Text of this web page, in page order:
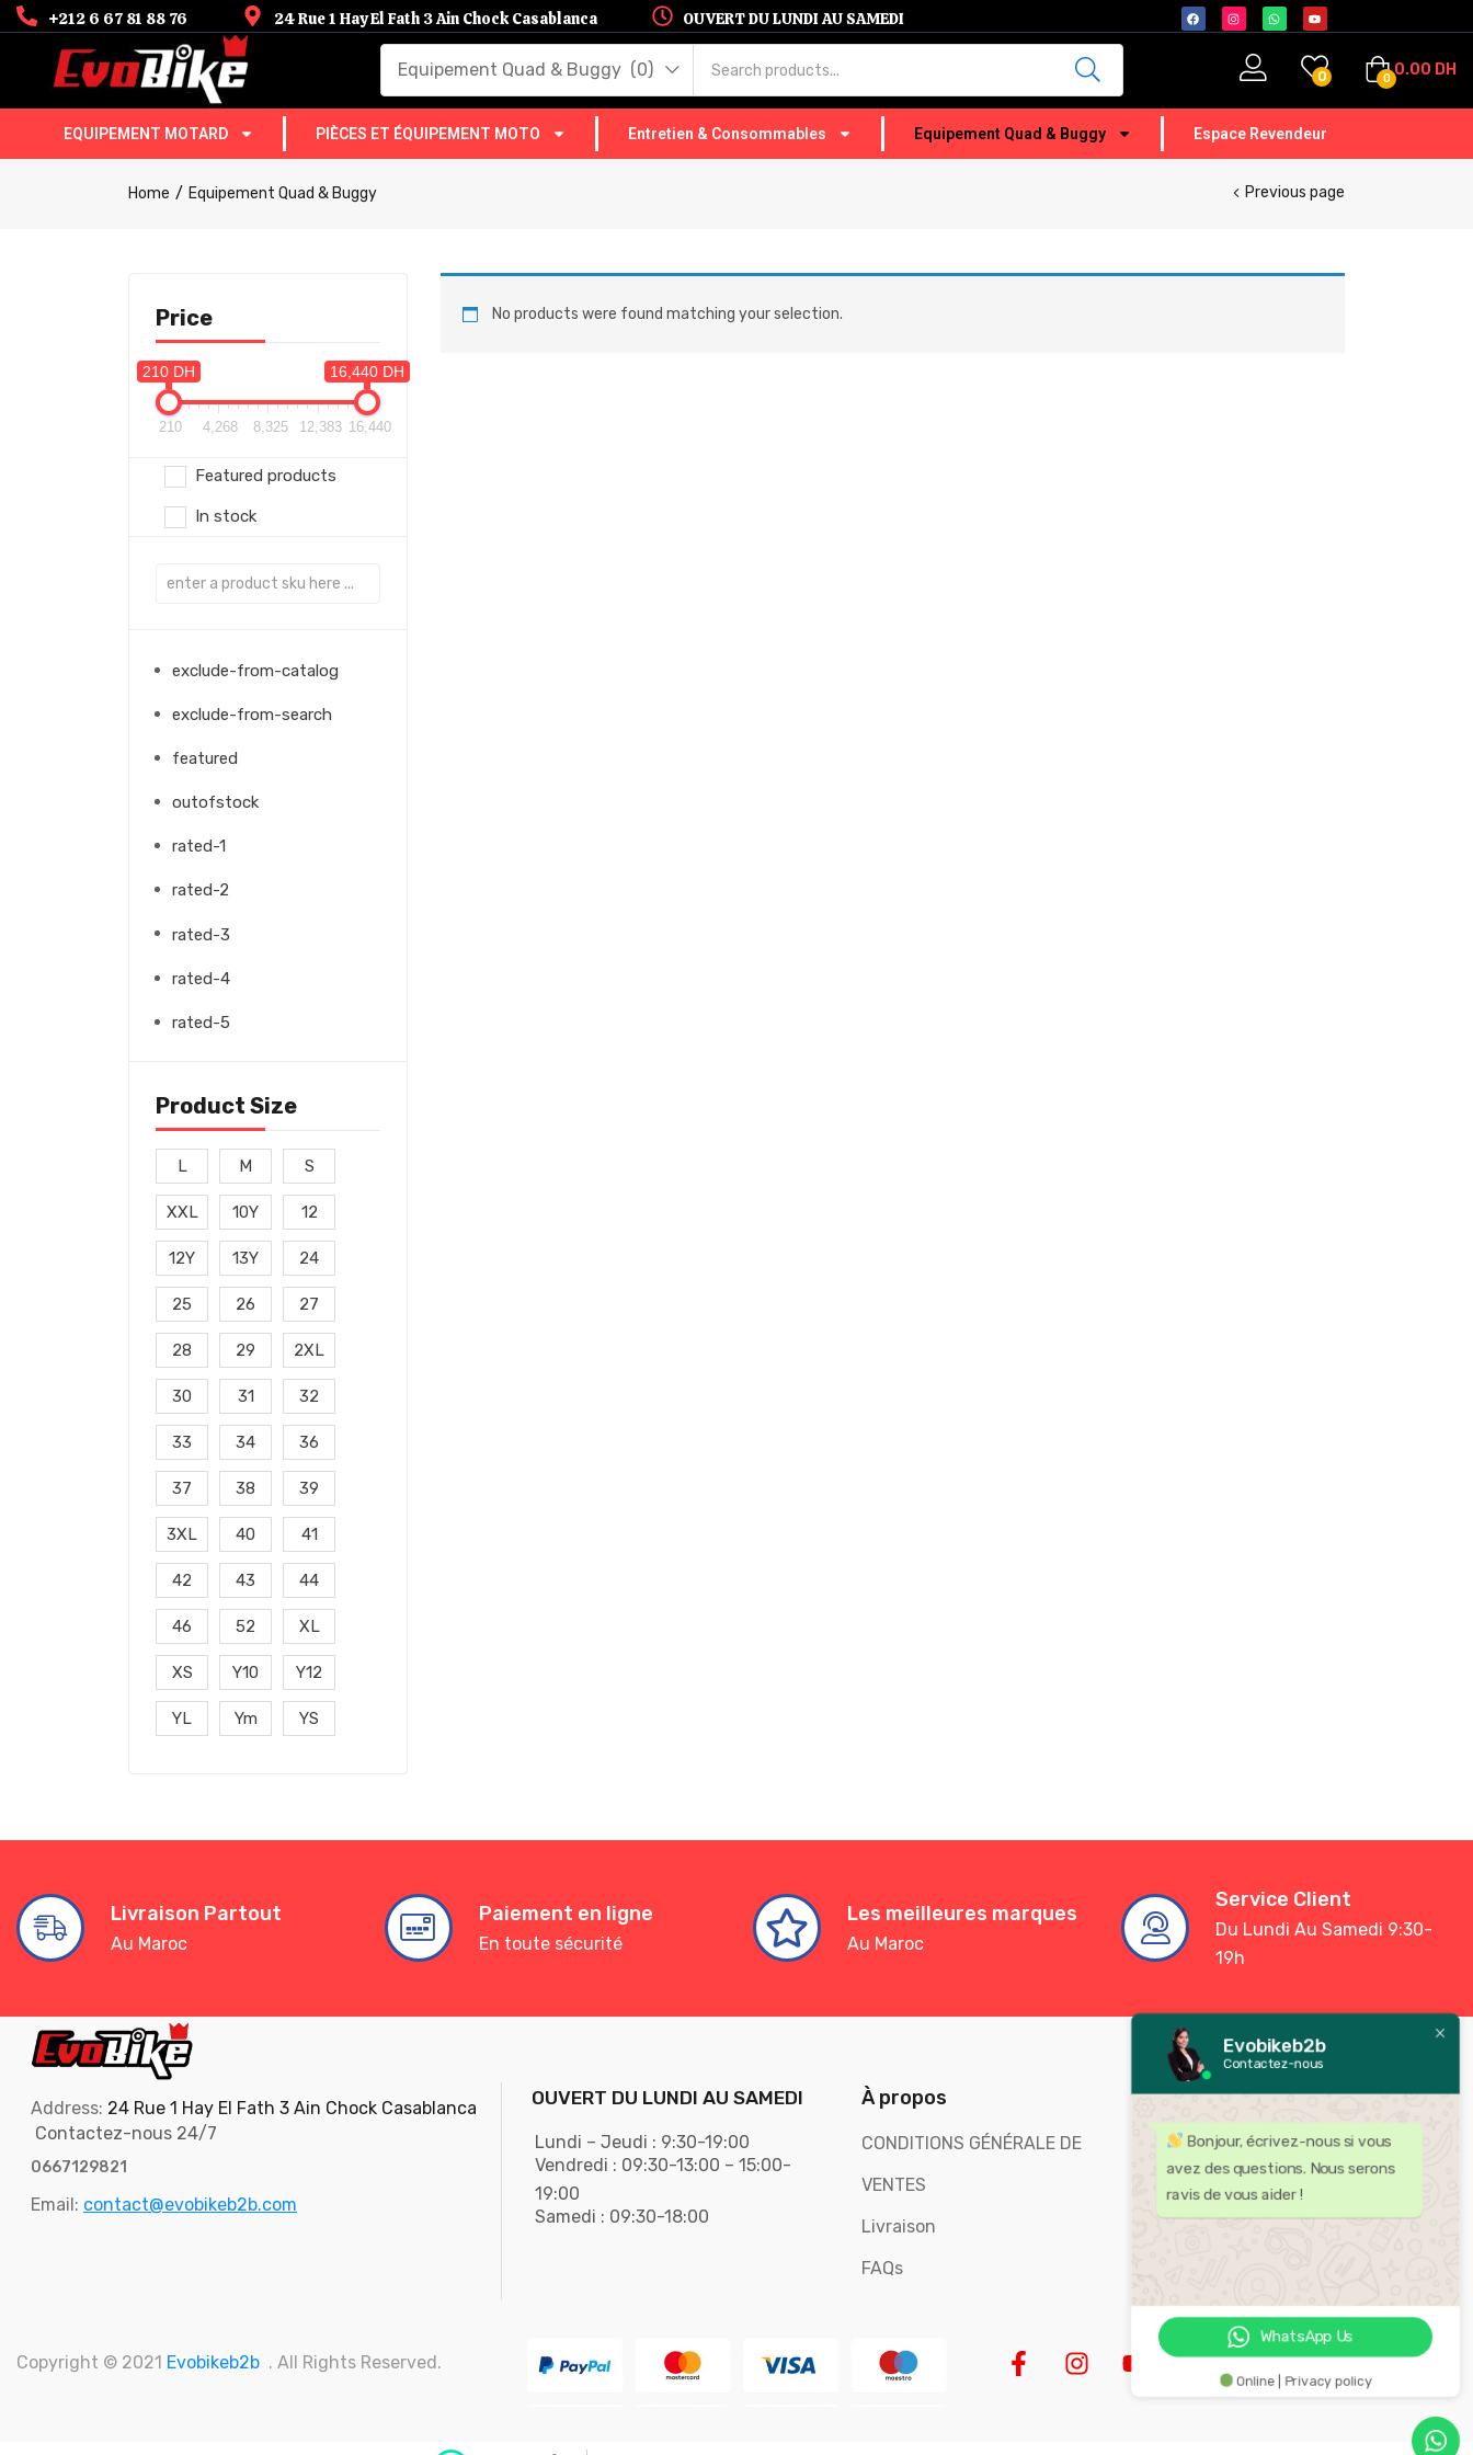
+212 6 67 81 88 76 24 Rue 1 Hay El Fath 3 Ain Chock Casablanca OUVERT DU LUNDI AU SAMEDI
Equipement Quad & Buggy (0) 0 0 0.00 DH
EQUIPEMENT MOTARD PIÈCES ET ÉQUIPEMENT MOTO Entretien & Consommables Equipement Quad & Buggy Espace Revendeur
Home Equipement Quad & Buggy Previous page
Price
210 DH 16,440 DH
210 4,268 8,325 12,383 16,440
Featured products
In stock
exclude-from-catalog
exclude-from-search
featured
outofstock
rated-1
rated-2
rated-3
rated-4
rated-5
Product Size
L M S
XXL 10Y 12
12Y 13Y 24
25 26 27
28 29 2XL
30 31 32
33 34 36
37 38 39
3XL 40 41
42 43 44
46 52 XL
XS Y10 Y12
YL Ym YS
No products were found matching your selection.
Livraison Partout
Au Maroc
Paiement en ligne
En toute sécurité
Les meilleures marques
Au Maroc
Service Client
Du Lundi Au Samedi 9:30-
19h
Address: 24 Rue 1 Hay El Fath 3 Ain Chock Casablanca
Contactez-nous 24/7
0667129821
Email: contact@evobikeb2b.com
OUVERT DU LUNDI AU SAMEDI
Lundi – Jeudi : 9:30-19:00
Vendredi : 09:30-13:00 – 15:00-
19:00
Samedi : 09:30-18:00
À propos
CONDITIONS GÉNÉRALE DE
VENTES
Livraison
FAQs
distributeur leader des
accessoires et pièces pour moto
au Maroc .
Copyright © 2021 Evobikeb2b . All Rights Reserved.
Evobikeb2b
Contactez-nous
Bonjour, écrivez-nous si vous
avez des questions. Nous serons
ravis de vous aider !
WhatsApp Us
Online | Privacy policy